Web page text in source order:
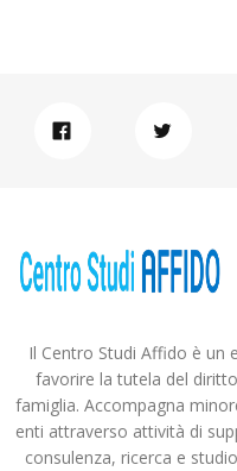
Il Centro Studi Affido è un
favorire la tutela del
famiglia. Accompagna
enti attraverso attività di
consulenza, ricerca e